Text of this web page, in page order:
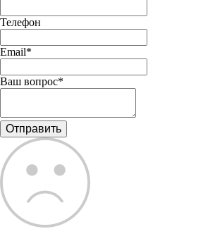
Телефон
Email*
Ваш вопрос*